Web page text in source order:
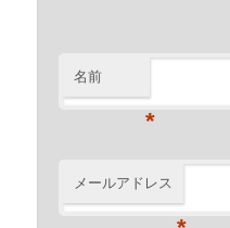
名前
*
メールアドレス